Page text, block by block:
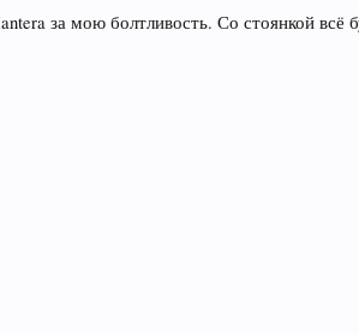
за мою болтливость. Со стоянкой